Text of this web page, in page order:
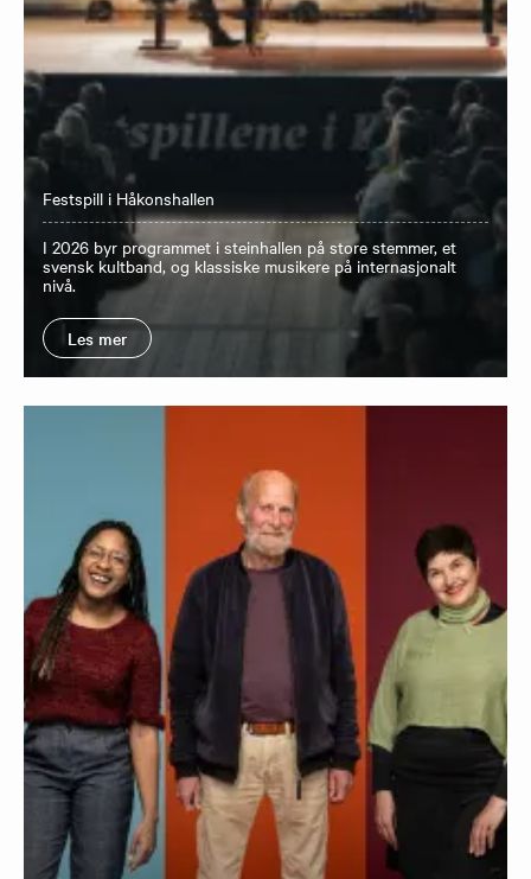
Festspill i Håkonshallen
I 2026 byr programmet i steinhallen på store stemmer, et
svensk kultband, og klassiske musikere på internasjonalt
nivå.
Les mer